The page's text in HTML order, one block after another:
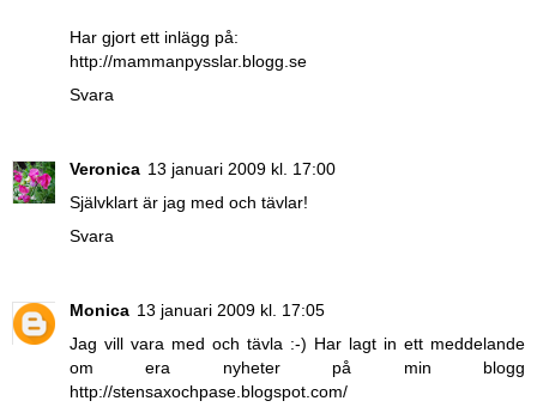
Har gjort ett inlägg på:
http://mammanpysslar.blogg.se
Svara
Veronica 13 januari 2009 kl. 17:00
Självklart är jag med och tävlar!
Svara
Monica 13 januari 2009 kl. 17:05
Jag vill vara med och tävla :-) Har lagt in ett meddelande
om era nyheter på min blogg
http://stensaxochpase.blogspot.com/